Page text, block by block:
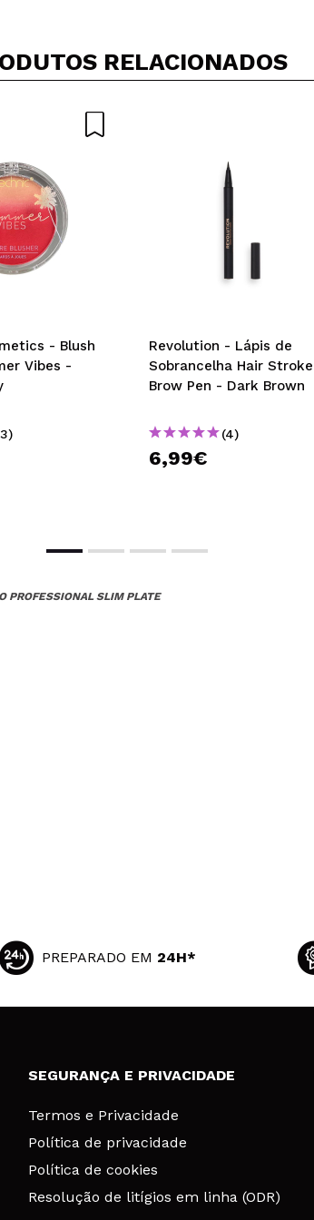
RELACIONADOS
- Blush
Vibes -
Revolution - Lápis de
Sobrancelha Hair Stroke
Brow Pen - Dark Brown
(4)
6,99€
PROFESSIONAL SLIM PLATE
PREPARADO EM 24H*
SEGURANÇA E PRIVACIDADE
Termos e Privacidade
Política de privacidade
Política de cookies
Resolução de litígios em linha (ODR)